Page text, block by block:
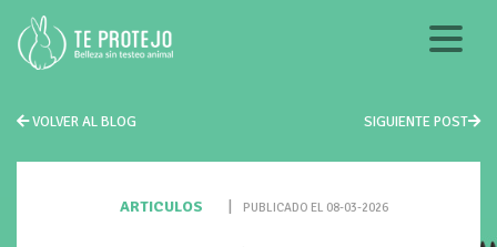
VOLVER AL BLOG SIGUIENTE POST
ARTICULOS PUBLICADO EL 08-03-2026